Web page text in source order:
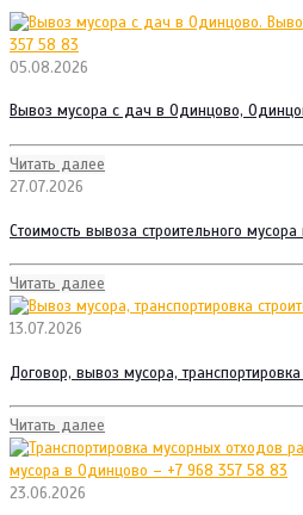
05.08.2026
Вывоз мусора с дач в Одинцово,
Читать далее
27.07.2026
Стоимость вывоза строительного
Читать далее
13.07.2026
Договор, вывоз мусора,
Читать далее
23.06.2026